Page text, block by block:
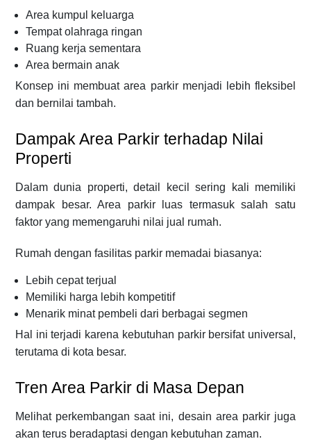
Area kumpul keluarga
Tempat olahraga ringan
Ruang kerja sementara
Area bermain anak
Konsep ini membuat area parkir menjadi lebih fleksibel
dan bernilai tambah.
Dampak Area Parkir terhadap Nilai
Properti
Dalam dunia properti, detail kecil sering kali memiliki
dampak besar. Area parkir luas termasuk salah satu
faktor yang memengaruhi nilai jual rumah.
Rumah dengan fasilitas parkir memadai biasanya:
Lebih cepat terjual
Memiliki harga lebih kompetitif
Menarik minat pembeli dari berbagai segmen
Hal ini terjadi karena kebutuhan parkir bersifat universal,
terutama di kota besar.
Tren Area Parkir di Masa Depan
Melihat perkembangan saat ini, desain area parkir juga
akan terus beradaptasi dengan kebutuhan zaman.